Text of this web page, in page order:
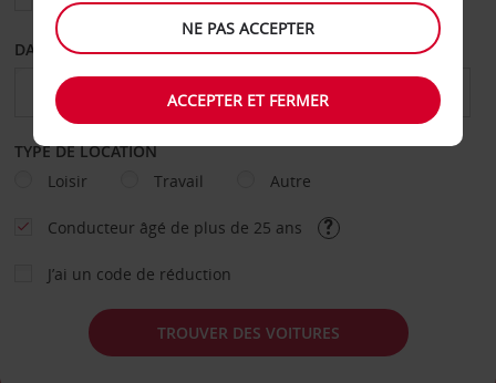
DATE DE DÉPART DATE DE RETOUR
TYPE DE LOCATION
Loisir
Travail Autre
Conducteur âgé de plus de 25 ans
J’ai un code de réduction
TROUVER DES VOITURES
NE PAS ACCEPTER
ACCEPTER ET FERMER